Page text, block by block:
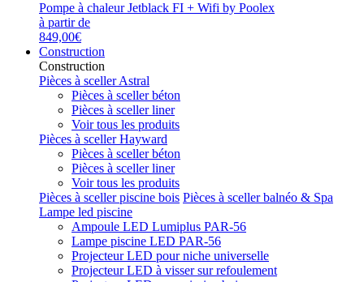
Pompe à chaleur Jetblack FI + Wifi by Poolex
à partir de
849,00€
Construction
Construction
Pièces à sceller Astral
Pièces à sceller béton
Pièces à sceller liner
Voir tous les produits
Pièces à sceller Hayward
Pièces à sceller béton
Pièces à sceller liner
Voir tous les produits
Pièces à sceller piscine bois Pièces à sceller balnéo & Spa
Lampe led piscine
Ampoule LED Lumiplus PAR-56
Lampe piscine LED PAR-56
Projecteur LED pour niche universelle
Projecteur LED à visser sur refoulement